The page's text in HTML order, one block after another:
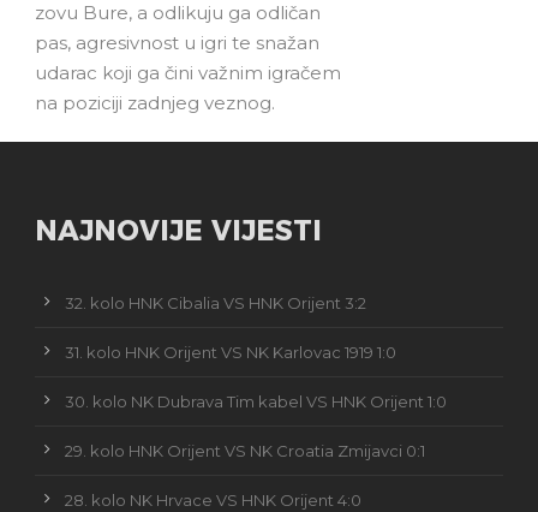
zovu Bure, a odlikuju ga odličan
pas, agresivnost u igri te snažan
udarac koji ga čini važnim igračem
na poziciji zadnjeg veznog.
NAJNOVIJE VIJESTI
32. kolo HNK Cibalia VS HNK Orijent 3:2
31. kolo HNK Orijent VS NK Karlovac 1919 1:0
30. kolo NK Dubrava Tim kabel VS HNK Orijent 1:0
29. kolo HNK Orijent VS NK Croatia Zmijavci 0:1
28. kolo NK Hrvace VS HNK Orijent 4:0